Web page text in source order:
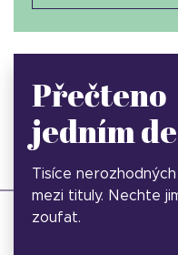
Přečteno
jedním
Tisíce
mezi tituly. Nechte
zoufat.